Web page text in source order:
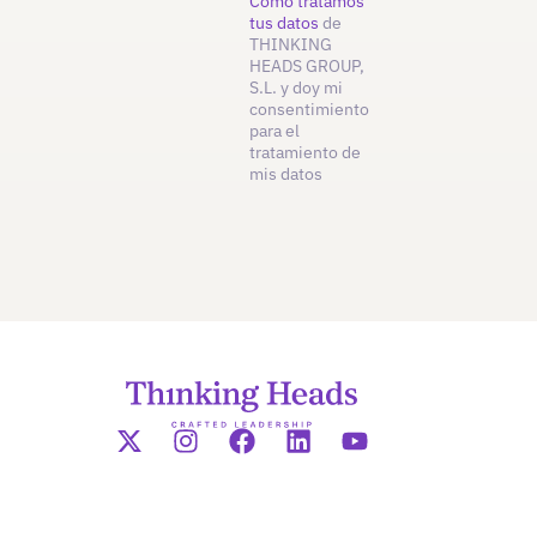
tus datos de
THINKING
HEADS GROUP,
S.L. y doy mi
consentimiento
para el
tratamiento de
mis datos